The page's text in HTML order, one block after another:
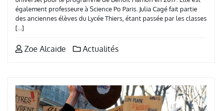
également professeure à Science Po Paris. Julia Cagé fait partie
des anciennes élèves du Lycée Thiers, étant passée par les classes
[…]
Zoe Alcaide Actualités